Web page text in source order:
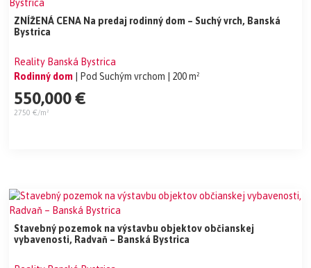
ZNÍŽENÁ CENA Na predaj rodinný dom – Suchý vrch, Banská
Bystrica
Reality Banská Bystrica
Rodinný dom | Pod Suchým vrchom | 200 m²
550,000 €
2750 €/m²
Stavebný pozemok na výstavbu objektov občianskej
vybavenosti, Radvaň – Banská Bystrica